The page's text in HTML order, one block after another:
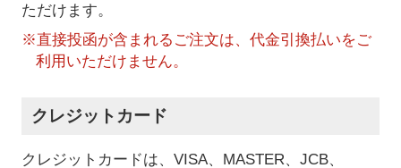
ただけます。
※直接投函が含まれるご注文は、代金引換払いをご
利用いただけません。
クレジットカード
クレジットカードは、VISA、MASTER、JCB、